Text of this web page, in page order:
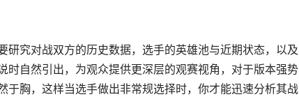
究对战双方的历史数据，选手的英雄池与近期状态，以及
时自然引出，为观众提供更深层的观赛视角，对于版本强势
于胸，这样当选手做出非常规选择时，你才能迅速分析其战